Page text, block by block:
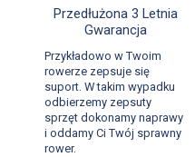
Szybki podgląd
Przedłużona 3 Letnia
Gwarancja
Przykładowo w Twoim
rowerze zepsuje się
suport. W takim wypadku
odbierzemy zepsuty
sprzęt dokonamy naprawy
i oddamy Ci Twój sprawny
rower.